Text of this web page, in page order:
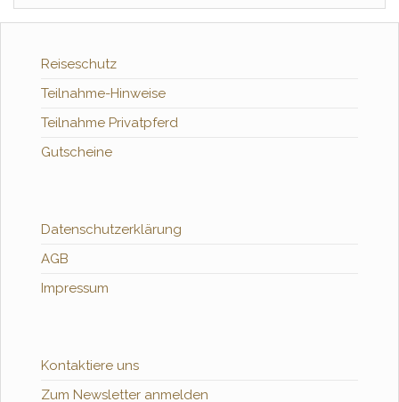
Reiseschutz
Teilnahme-Hinweise
Teilnahme Privatpferd
Gutscheine
Datenschutzerklärung
AGB
Impressum
Kontaktiere uns
Zum Newsletter anmelden